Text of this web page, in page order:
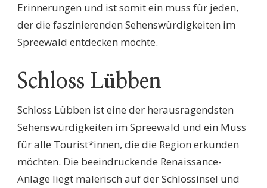
Erinnerungen und ist somit ein muss für jeden,
der die faszinierenden Sehenswürdigkeiten im
Spreewald entdecken möchte.
Schloss Lübben
Schloss Lübben ist eine der herausragendsten
Sehenswürdigkeiten im Spreewald und ein Muss
für alle Tourist*innen, die die Region erkunden
möchten. Die beeindruckende Renaissance-
Anlage liegt malerisch auf der Schlossinsel und